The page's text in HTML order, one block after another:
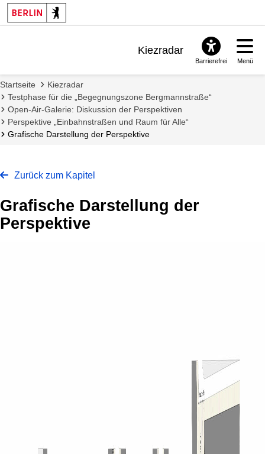
Kiezradar
Barrierefrei Menü
Startseite
Kiezradar
Testphase für die „Begegnungszone Bergmannstraße“
Open-Air-Galerie: Diskussion der Perspektiven
Perspektive „Einbahnstraßen und Raum für Alle“
Grafische Darstellung der Perspektive
Zurück zum Kapitel
Grafische Darstellung der
Perspektive